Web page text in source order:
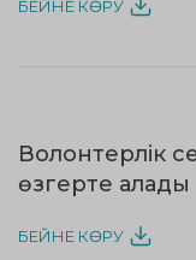
БЕЙНЕ КӨРУ
Волонтерлік
өзгерте алады
БЕЙНЕ КӨРУ